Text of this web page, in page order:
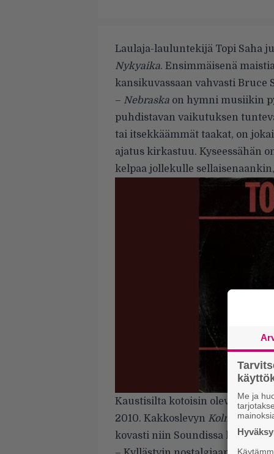
Laulaja-lauluntekijä Topi Saha
Nykyaika. Ensimmäisenä
kansikuvassaan vahvasti
– Nebraska on hymni musiikin
puhdistavan vaikutuksen
tai itsekkäämmät taakat, on
ajatus kirkastuu. Kyseessähän
kelpaa jollekulle
Kaustisilta kotoisin oleva Topi
2010. Kakkoslevyn Kolme veljee
kovasti niin Soundissa kuin
Me ja